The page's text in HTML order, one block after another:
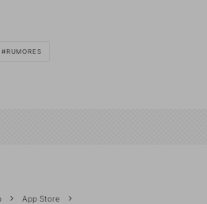
RUMORES
App Store